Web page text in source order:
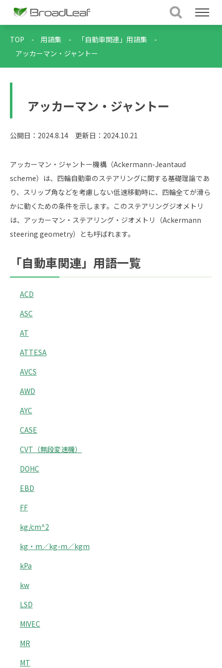
TOP - 用語集 - 「自動車関連」用語集
-
アッカーマン・ジャントー
アッカーマン・ジャントー
公開日：2024.8.14 更新日：2024.10.21
アッカーマン・ジャントー機構（Ackermann-Jeantaud
scheme）は、四輪自動車のステアリングに関する基礎理論であ
り、スリップ角などを考慮しない低速移動時に、四輪全てが滑ら
かに動くための条件を示します。このステアリングジオメトリ
は、アッカーマン・ステアリング・ジオメトリ（Ackermann
steering geometry）とも呼ばれます。
「自動車関連」用語一覧
ACD
ASC
AT
ATTESA
AVCS
AWD
AYC
CASE
CVT（無段変速機）
DOHC
EBD
FF
kg/cm^2
kg・m／kg-m／kgm
kPa
kw
LSD
MIVEC
MR
MT